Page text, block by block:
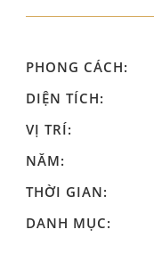
PHONG CÁCH:
DIỆN TÍCH:
VỊ TRÍ:
NĂM:
THỜI GIAN:
DANH MỤC: